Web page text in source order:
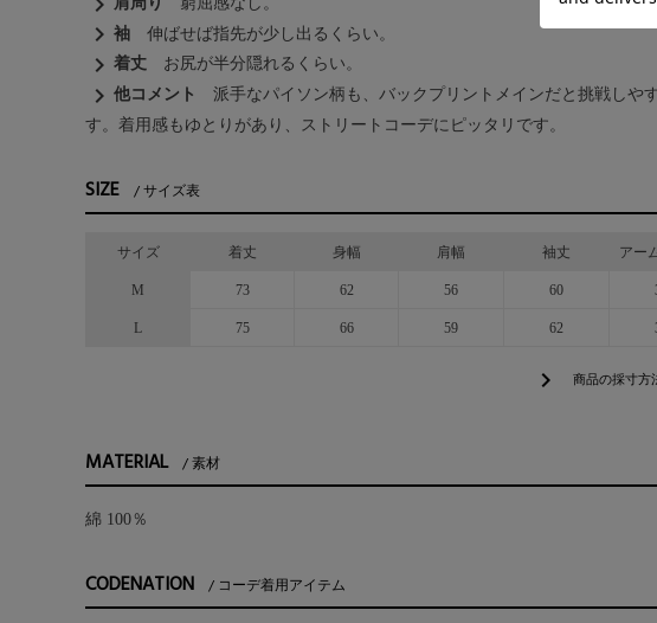
chevron_right 袖 伸ばせば指先が少し出るくらい。
chevron_right 着丈 お尻が半分隠れるくらい。
chevron_right 他コメント 派手なパイソン柄も、バックプリントメインだと挑戦しや
す。着用感もゆとりがあり、ストリートコーデにピッタリです。
SIZE サイズ表
サイズ 着丈 身幅 肩幅 袖丈 アー
M 73 62 56 60
L 75 66 59 62
chevron_right 商品の採寸方
MATERIAL 素材
綿 100％
CODENATION コーデ着用アイテム